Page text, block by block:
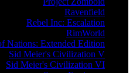
Ravenfield
Rebel Inc: Escalation
RimWorld
Nations: Extended Edition
Sid Meier's Civilization V
Sid Meier's Civilization VI